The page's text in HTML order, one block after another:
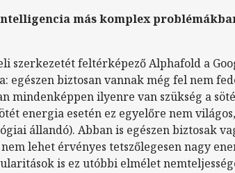
más komplex
szerkezetét feltérképező Alphafold a
egészen biztosan vannak még fel nem
mindenképpen ilyenre van szükség a
energia esetén ez egyelőre nem
állandó). Abban is egészen biztosak
lehet érvényes tetszőlegesen nagy
is ez utóbbi elmélet